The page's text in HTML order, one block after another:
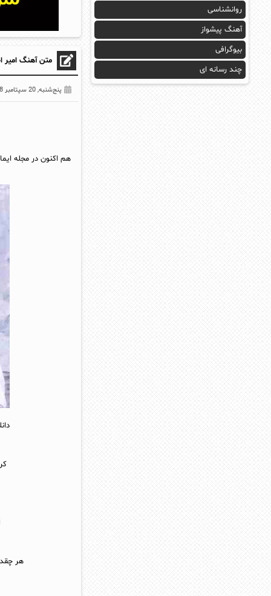
متن آهنگ امیر
پنج‌شنبه, 20 سپتامبر 2018
هم اکنون در مجله
هر
روانشناسی
آهنگ پیشواز
بیوگرافی
چند رسانه ای